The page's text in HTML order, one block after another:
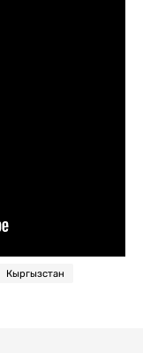
Кыргызстан